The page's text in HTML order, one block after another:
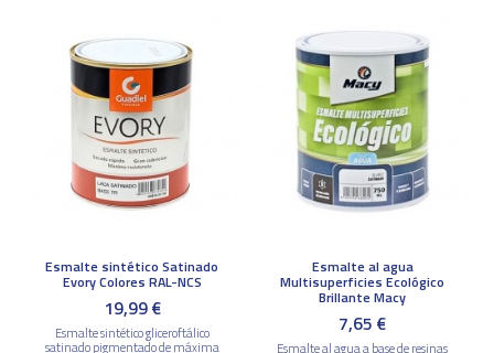
Esmalte sintético Satinado
Evory Colores RAL-NCS
19,99 €
Esmalte sintético gliceroftálico
satinado pigmentado de máxima
Esmalte al agua
Multisuperficies Ecológico
Brillante Macy
7,65 €
Esmalte al agua a base de resinas